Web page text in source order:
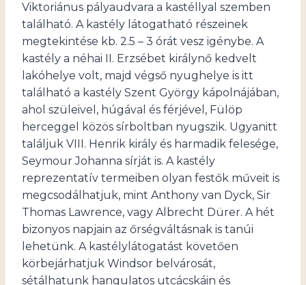
Viktoriánus pályaudvara a kastéllyal szemben
található. A kastély látogatható részeinek
megtekintése kb. 2.5 – 3 órát vesz igénybe. A
kastély a néhai II. Erzsébet királynő kedvelt
lakóhelye volt, majd végső nyughelye is itt
található a kastély Szent György kápolnájában,
ahol szüleivel, húgával és férjével, Fülöp
herceggel közös sírboltban nyugszik. Ugyanitt
találjuk VIII. Henrik király és harmadik felesége,
Seymour Johanna sírját is. A kastély
reprezentatív termeiben olyan festők műveit is
megcsodálhatjuk, mint Anthony van Dyck, Sir
Thomas Lawrence, vagy Albrecht Dürer. A hét
bizonyos napjain az őrségváltásnak is tanúi
lehetünk. A kastélylátogatást követően
körbejárhatjuk Windsor belvárosát,
sétálhatunk hangulatos utcácskáin és